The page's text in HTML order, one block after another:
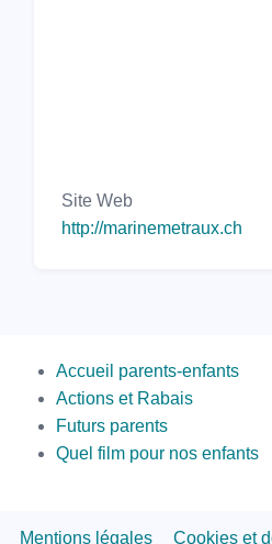
Site Web
http://marinemetraux.ch
Second
Bottom
Accueil parents-enfants
Actions et Rabais
Futurs parents
Quel film pour nos enfants
Mentions légales Cookies et